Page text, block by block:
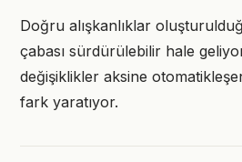
Doğru alışkanlıklar
çabası sürdürülebilir hale
değişiklikler aksine
fark yaratıyor.